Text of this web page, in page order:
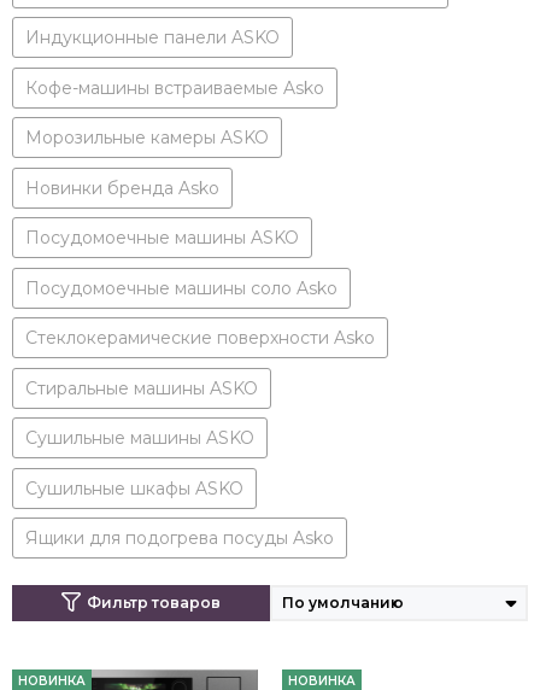
Индукционные панели ASKO
Кофе-машины встраиваемые Asko
Морозильные камеры ASKO
Новинки бренда Asko
Посудомоечные машины ASKO
Посудомоечные машины соло Asko
Стеклокерамические поверхности Asko
Стиральные машины ASKO
Сушильные машины ASKO
Сушильные шкафы ASKO
Ящики для подогрева посуды Asko
Фильтр товаров
НОВИНКА НОВИНКА